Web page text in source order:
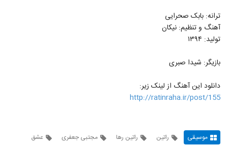
ترانه: بابک صحرایی
آهنگ و تنظیم: نیکان
تولید: ۱۳۹۴
بازیگر: شیدا صبری
دانلود این آهنگ از لینک زیر:
http://ratinraha.ir/post/155
موسیقی راتین راتین رها مجتبی جعفری
عشق